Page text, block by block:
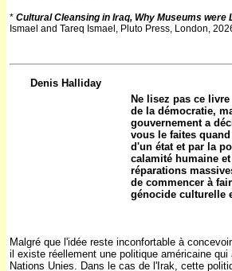
* Cultural Cleansing in Iraq, Why Museums
Ismael and Tareq Ismael, Pluto Press, London,
Denis Halliday
Ne lisez pas ce
de la démocratie,
gouvernement a
vous le faites
d'un état et par la
calamité humaine
réparations
de commencer à
génocide culturelle
Malgré que l'idée reste inconfortable à
il existe réellement une politique américaine
Nations Unies. Dans le cas de l'Irak, cette